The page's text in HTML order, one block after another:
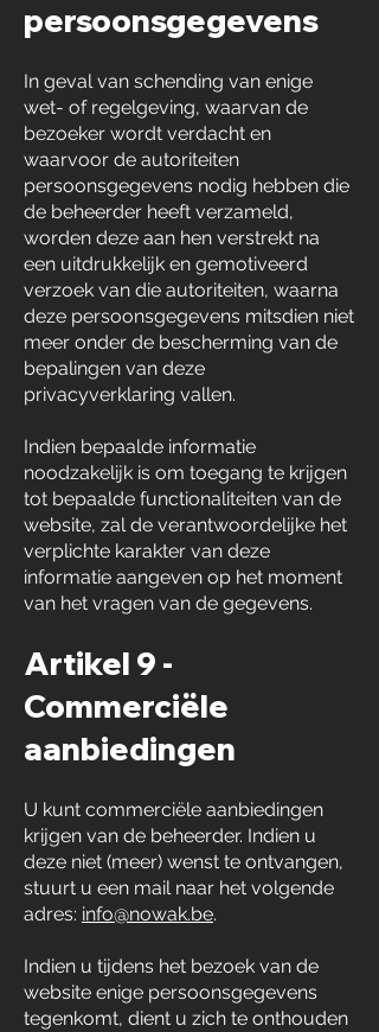
persoonsgegevens
In geval van schending van enige
wet- of regelgeving, waarvan de
bezoeker wordt verdacht en
waarvoor de autoriteiten
persoonsgegevens nodig hebben die
de beheerder heeft verzameld,
worden deze aan hen verstrekt na
een uitdrukkelijk en gemotiveerd
verzoek van die autoriteiten, waarna
deze persoonsgegevens mitsdien niet
meer onder de bescherming van de
bepalingen van deze
privacyverklaring vallen.
Indien bepaalde informatie
noodzakelijk is om toegang te krijgen
tot bepaalde functionaliteiten van de
website, zal de verantwoordelijke het
verplichte karakter van deze
informatie aangeven op het moment
van het vragen van de gegevens.
Artikel 9 -
Commerciële
aanbiedingen
U kunt commerciële aanbiedingen
krijgen van de beheerder. Indien u
deze niet (meer) wenst te ontvangen,
stuurt u een mail naar het volgende
adres: info@nowak.be.
Indien u tijdens het bezoek van de
website enige persoonsgegevens
tegenkomt, dient u zich te onthouden